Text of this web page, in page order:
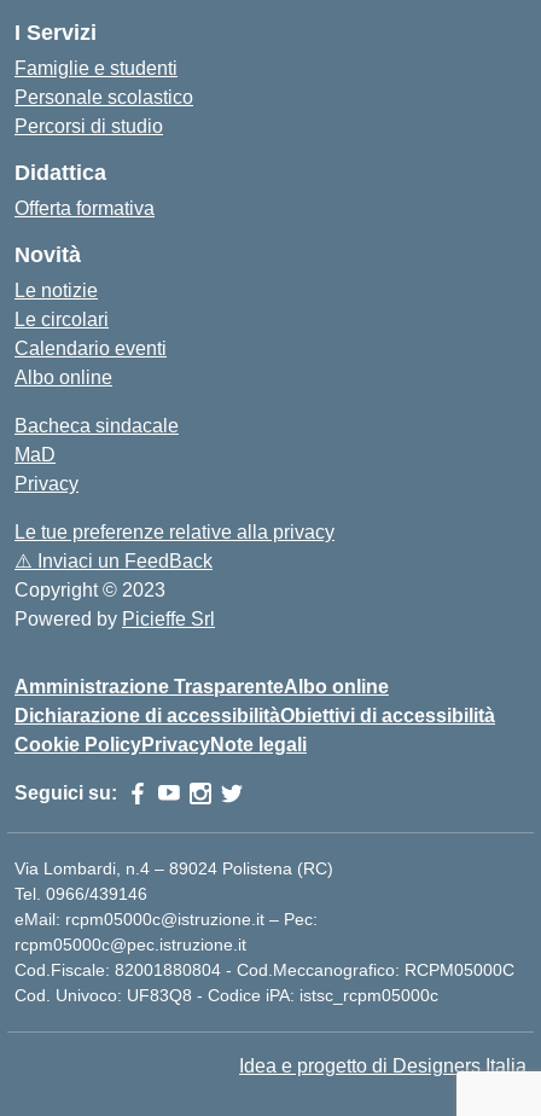
I Servizi
Famiglie e studenti
Personale scolastico
Percorsi di studio
Didattica
Offerta formativa
Novità
Le notizie
Le circolari
Calendario eventi
Albo online
Bacheca sindacale
MaD
Privacy
Le tue preferenze relative alla privacy
⚠️ Inviaci un FeedBack
Copyright © 2023
Powered by Picieffe Srl
Amministrazione TrasparenteAlbo online
Dichiarazione di accessibilitàObiettivi di accessibilità
Cookie PolicyPrivacyNote legali
Seguici su:
Via Lombardi, n.4 – 89024 Polistena (RC)
Tel. 0966/439146
eMail: rcpm05000c@istruzione.it – Pec:
rcpm05000c@pec.istruzione.it
Cod.Fiscale: 82001880804 - Cod.Meccanografico: RCPM05000C
Cod. Univoco: UF83Q8 - Codice iPA: istsc_rcpm05000c
Idea e progetto di Designers Italia